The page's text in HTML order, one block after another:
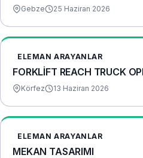
Gebze 25 Haziran 2026
ELEMAN ARAYANLAR
FORKLİFT REACH TRUCK
Körfez 13 Haziran 2026
ELEMAN ARAYANLAR
MEKAN TASARIMI